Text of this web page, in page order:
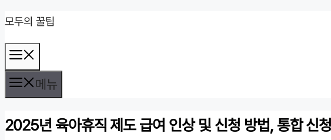
컨
텐
츠
로
너
모두의 꿀팁
뉴
메뉴
2025년 육아휴직 제도 급여 인상 및 신청 방법, 통합 신